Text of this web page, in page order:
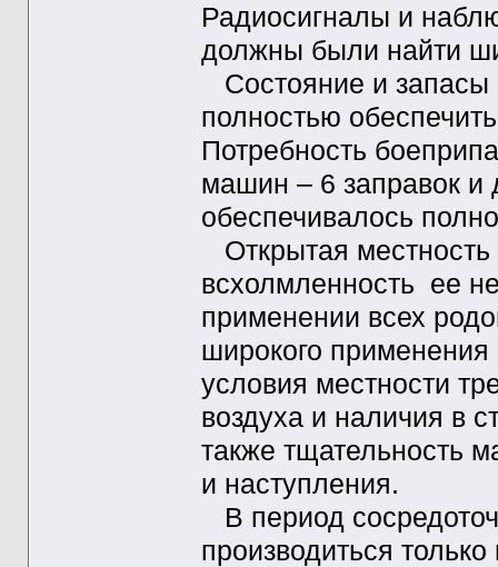
Радиосигналы и
должны были найти
Состояние и запасы
полностью
Потребность
машин – 6 заправок и
обеспечивалось
Открытая
всхолмленность ее
применении всех
широкого
условия местности
воздуха и наличия в
также тщательность
и наступления.
В период
производиться